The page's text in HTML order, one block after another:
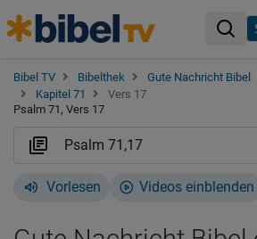
Bibel TV Bibelthek Gute Nachricht Bibel
Kapitel 71
Vers 17
Psalm 71, Vers 17
Vorlesen Videos einblenden